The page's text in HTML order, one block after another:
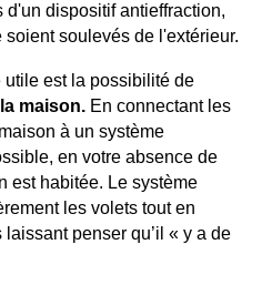
dispositif antieffraction,
soulevés de l'extérieur.
utile est la possibilité de
maison. En connectant les
à un système
en votre absence de
est habitée. Le système
les volets tout en
penser qu’il « y a de